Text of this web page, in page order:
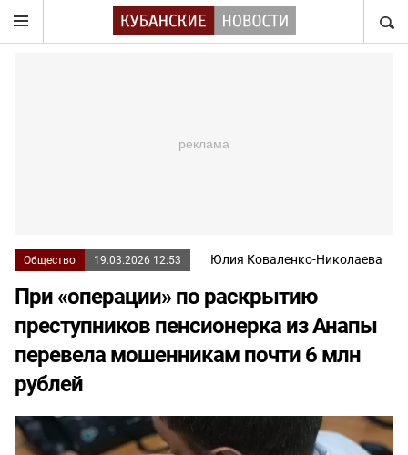
Общество 19.03.2026 12:53 Юлия Коваленко-Николаева
При «операции» по раскрытию
преступников пенсионерка из Анапы
перевела мошенникам почти 6 млн
рублей